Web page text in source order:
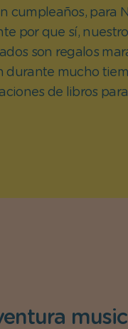
cumpleaños, para
por que sí,
son regalos
durante mucho
de libros